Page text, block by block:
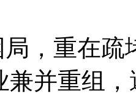
，重在疏
兼并重组